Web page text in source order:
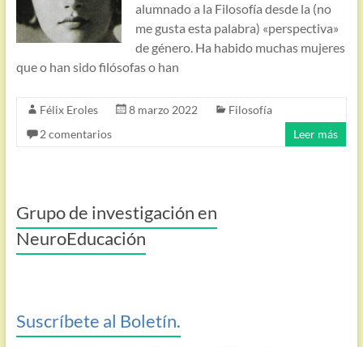
alumnado a la Filosofía desde la (no
me gusta esta palabra) «perspectiva»
de género. Ha habido muchas mujeres
que o han sido filósofas o han
Félix Eroles 8 marzo 2022
Filosofía
2 comentarios
Leer más
Grupo de investigación en
NeuroEducación
Suscríbete al Boletín.